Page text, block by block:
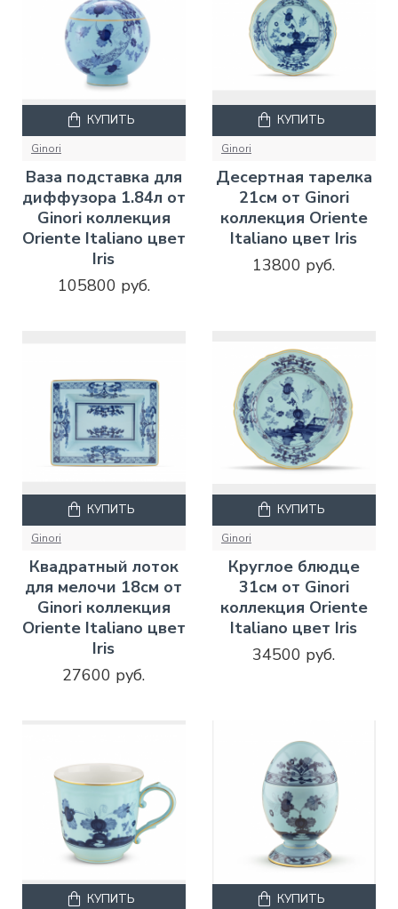
Ginori
Ваза подставка для
диффузора 1.84л от
Ginori коллекция
Oriente Italiano цвет
Iris
105800 руб.
КУПИТЬ
Ginori
Десертная тарелка
21см от Ginori
коллекция Oriente
Italiano цвет Iris
13800 руб.
КУПИТЬ
Ginori
Квадратный лоток
для мелочи 18см от
Ginori коллекция
Oriente Italiano цвет
Iris
27600 руб.
КУПИТЬ
Ginori
Круглое блюдце
31см от Ginori
коллекция Oriente
Italiano цвет Iris
34500 руб.
КУПИТЬ
КУПИТЬ КУПИТЬ